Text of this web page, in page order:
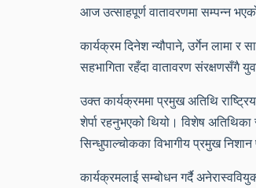
आज उत्साहपूर्ण वातावरणमा सम्पन्न
कार्यक्रम दिनेश न्यौपाने, उर्गेन लामा
सहभागिता रहँदा वातावरण
उक्त कार्यक्रममा प्रमुख अतिथि
शेर्पा रहनुभएको थियो। विशेष
सिन्धुपाल्चोकका विभागीय प्रमुख
कार्यक्रमलाई सम्बोधन गर्दै